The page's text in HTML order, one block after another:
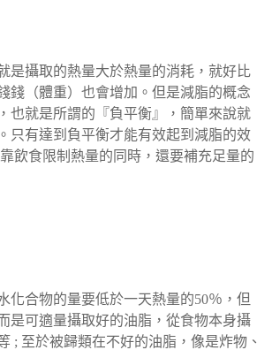
是攝取的熱量大於熱量的消耗，就好比
錢（體重）也會增加。 但是減脂的概念
也就是所謂的『負平衡』，簡單來說就
只有達到負平衡才能有效起到減脂的效
飲食限制熱量的同時，還要補充足量的
化合物的量要低於一天熱量的50％，但
是可適量攝取好的油脂，從食物本身攝
至於被歸類在不好的油脂，像是炸物、